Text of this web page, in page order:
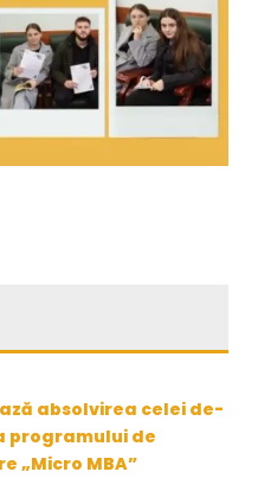
absolvirea celei de-
programului de
„Micro MBA”